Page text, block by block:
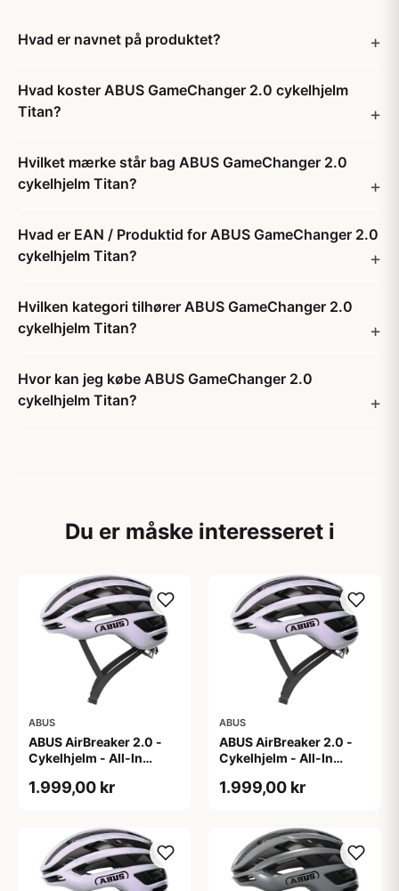
Hvad er navnet på produktet?
Hvad koster ABUS GameChanger 2.0 cykelhjelm
Titan?
Hvilket mærke står bag ABUS GameChanger 2.0
cykelhjelm Titan?
Hvad er EAN / Produktid for ABUS GameChanger 2.0
cykelhjelm Titan?
Hvilken kategori tilhører ABUS GameChanger 2.0
cykelhjelm Titan?
Hvor kan jeg købe ABUS GameChanger 2.0
cykelhjelm Titan?
Du er måske interesseret i
ABUS
ABUS AirBreaker 2.0 -
Cykelhjelm - All-In
1.999,00 kr
ABUS
ABUS AirBreaker 2.0 -
Cykelhjelm - All-In
1.999,00 kr